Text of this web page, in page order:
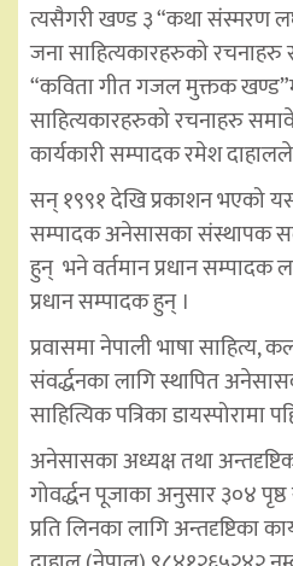
त्यसैगरी खण्ड ३ “कथा संस्मरण
जना साहित्यकारहरुको
“कविता गीत गजल मुक्तक
साहित्यकारहरुको रचनाहरु
कार्यकारी सम्पादक रमेश
सन् १९९१ देखि प्रकाशन भएको यस
सम्पादक अनेसासका संस्थापक
हुन् भने वर्तमान प्रधान सम्पादक
प्रधान सम्पादक हुन् ।
प्रवासमा नेपाली भाषा
संवर्द्धनका लागि स्थापित
साहित्यिक पत्रिका डायस्पोरामा
अनेसासका अध्यक्ष तथा
गोवर्द्धन पूजाका अनुसार ३०४
प्रति लिनका लागि अन्तदृष्टिका